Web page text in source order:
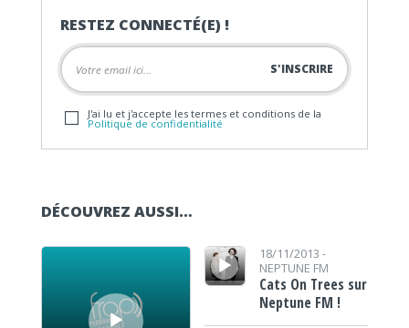
RESTEZ CONNECTÉ(E) !
J'ai lu et j'accepte les termes et conditions de la
Politique de confidentialité
DÉCOUVREZ AUSSI…
Lecteur audio
Lecteur audio18/11/2013 -
NEPTUNE FM
Cats On Trees sur
Neptune FM !